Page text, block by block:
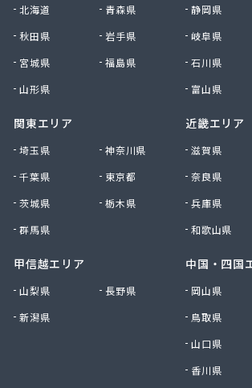
東部プロパン
藤木プロパン燃料店
内山商店株式会社
南九州マルヰ株式会社 進栄ガス営業
南九州マルヰ株式会社 人吉営業所
南九州マルヰ株式会社 人吉営業所
南国殖産株式会社 熊本支店ガス課
NXエネルギー九州株式会社 雲雀丘出
NXエネルギー九州株式会社 熊本営業
業所
NXエネルギー九州株式会社 熊本北
NXエネルギー九州株式会社 城北営業
日豊興産株式会社 本社事務所
北海道
青森県
秋田県
岩手県
宮城県
福島県
山形県
関東エリア
埼玉県
神奈川県
千葉県
東京都
茨城県
栃木県
群馬県
甲信越エリア
山梨県
長野県
新潟県
静岡県
岐阜県
石川県
富山県
近畿エリア
滋賀県
奈良県
兵庫県
和歌山県
中国・四国
岡山県
鳥取県
山口県
香川県